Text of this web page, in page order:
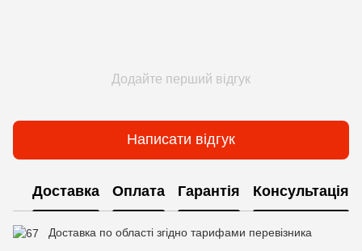
Додайте перший відгук
Написати відгук
Доставка Оплата Гарантія Консультація
Доставка по області згідно тарифами перевізника